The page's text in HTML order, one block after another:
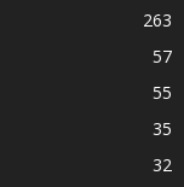
263
57
55
35
32